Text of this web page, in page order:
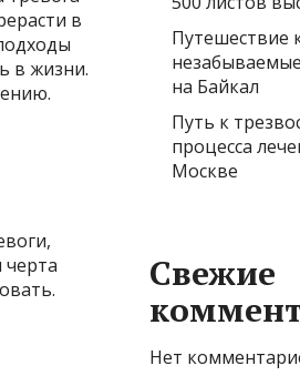
в
в жизни.
черта
Путешествие
на Байкал
Путь к
процесса
Москве
Свежие
Нет